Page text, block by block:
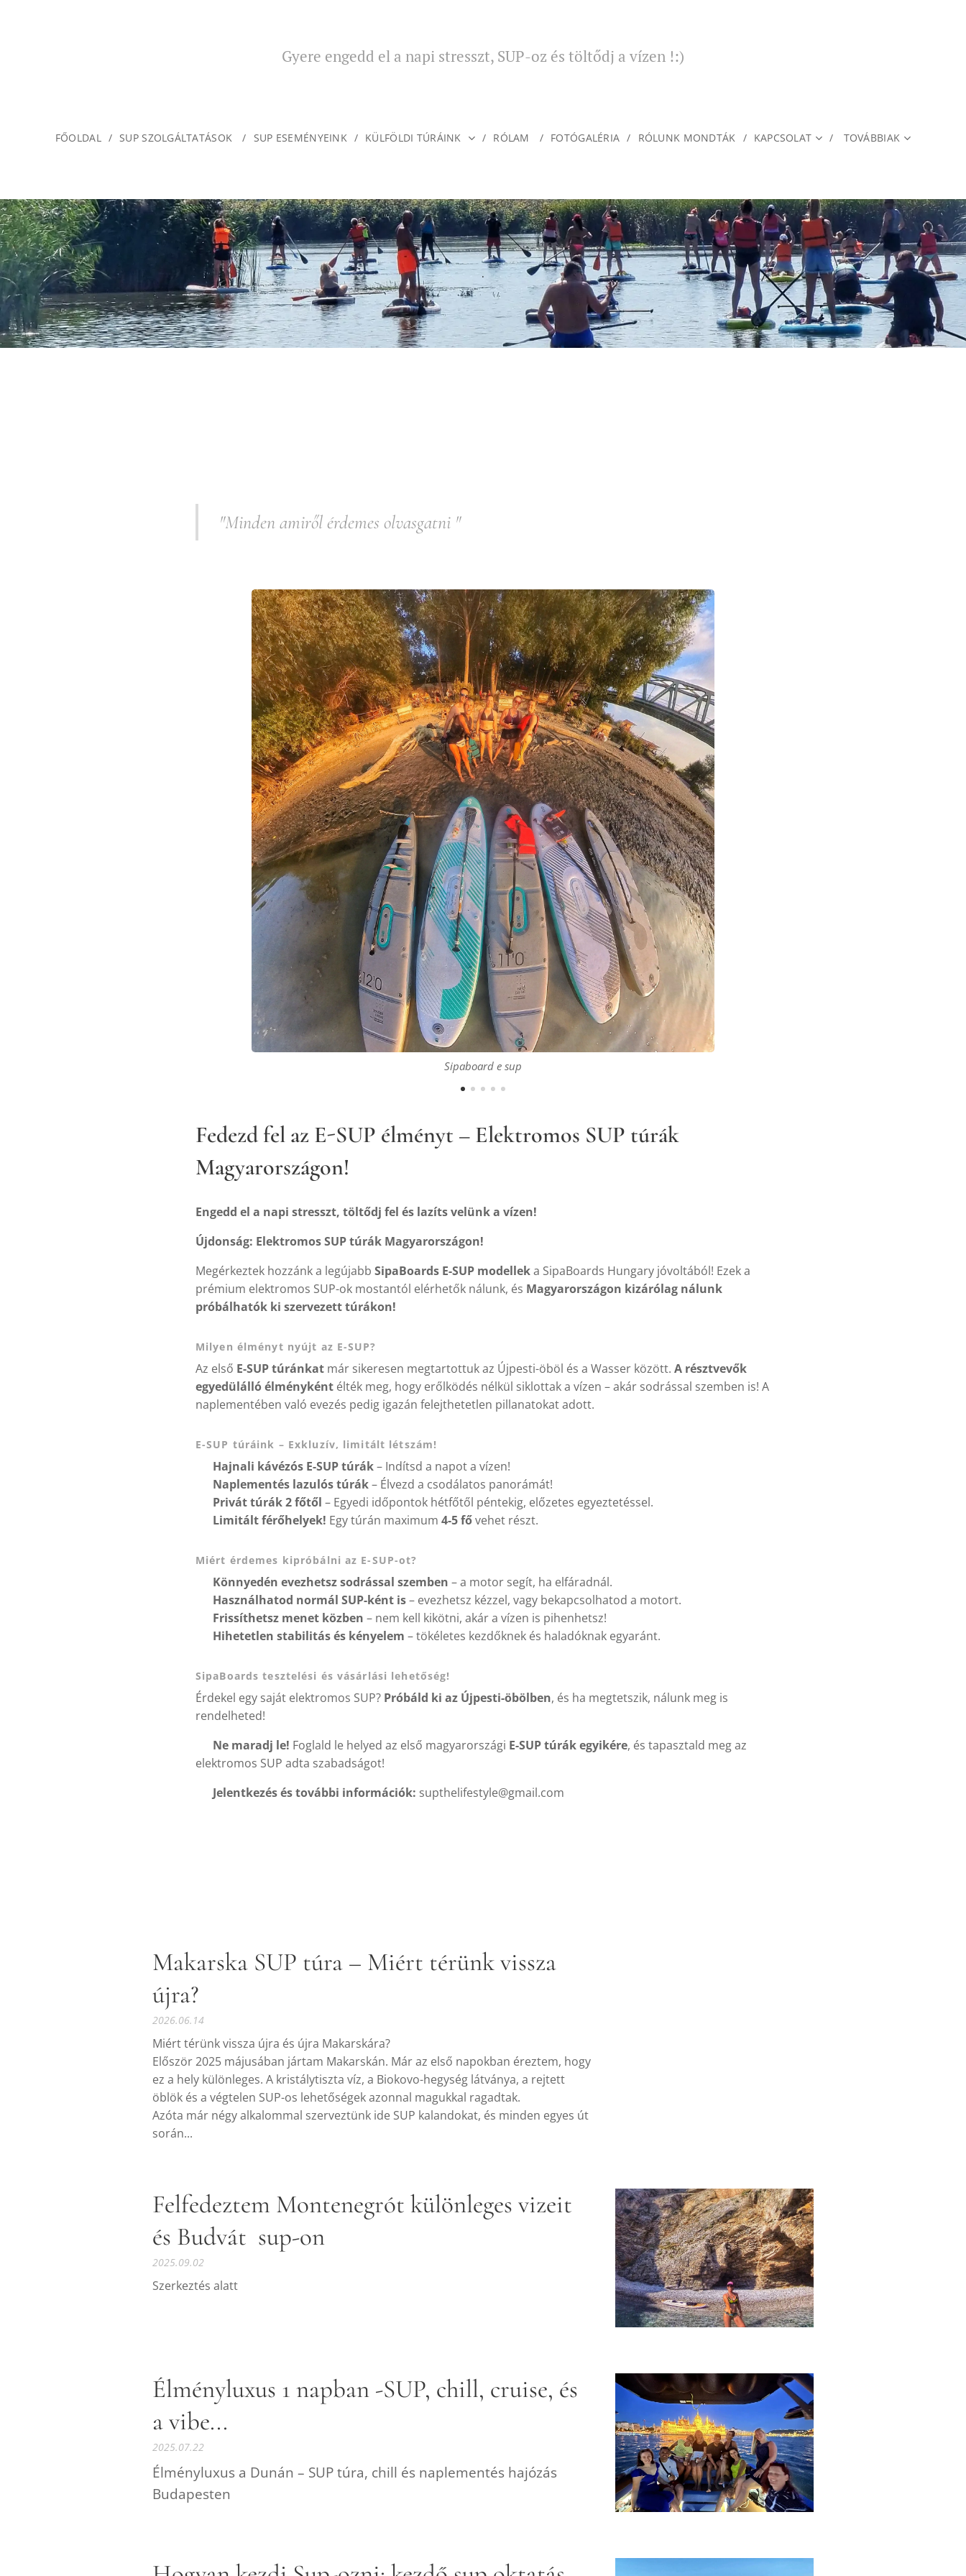
Gyere engedd el a napi stresszt, SUP-oz és töltődj a vízen !:)
FŐOLDAL SUP SZOLGÁLTATÁSOK SUP ESEMÉNYEINK KÜLFÖLDI TÚRÁINK RÓLAM FOTÓGALÉRIA RÓLUNK MONDTÁK KAPCSOLAT TOVÁBBIAK
.
"Minden amiről érdemes olvasgatni "
Sipaboard e sup
Fedezd fel az E-SUP élményt – Elektromos SUP túrák
Magyarországon!
Engedd el a napi stresszt, töltődj fel és lazíts velünk a vízen!
Újdonság: Elektromos SUP túrák Magyarországon!
Megérkeztek hozzánk a legújabb SipaBoards E-SUP modelleka SipaBoards Hungary jóvoltából! Ezek a
prémium elektromos SUP-ok mostantól elérhetők nálunk, és Magyarországon kizárólag nálunk
próbálhatók ki szervezett túrákon!
Milyen élményt nyújt az E-SUP?
Az első E-SUP túránkat már sikeresen megtartottuk az Újpesti-öböl és a Wasser között. A résztvevők
egyedülálló élményként élték meg, hogy erőlködés nélkül siklottak a vízen – akár sodrással szemben is! A
naplementében való evezés pedig igazán felejthetetlen pillanatokat adott.
E-SUP túráink – Exkluzív, limitált létszám!
Hajnali kávézós E-SUP túrák– Indítsd a napot a vízen!
Naplementés lazulós túrák– Élvezd a csodálatos panorámát!
Privát túrák 2 főtől – Egyedi időpontok hétfőtől péntekig, előzetes egyeztetéssel.
Limitált férőhelyek! Egy túrán maximum 4-5 fővehet részt.
Miért érdemes kipróbálni az E-SUP-ot?
Könnyedén evezhetsz sodrással szemben – a motor segít, ha elfáradnál.
Használhatod normál SUP-ként is– evezhetsz kézzel, vagy bekapcsolhatod a motort.
Frissíthetsz menet közben – nem kell kikötni, akár a vízen is pihenhetsz!
Hihetetlen stabilitás és kényelem – tökéletes kezdőknek és haladóknak egyaránt.
SipaBoards tesztelési és vásárlási lehetőség!
Érdekel egy saját elektromos SUP? Próbáld ki az Újpesti-öbölben, és ha megtetszik, nálunk meg is
rendelheted!
Ne maradj le! Foglald le helyed az első magyarországi E-SUP túrák egyikére, és tapasztald meg az
elektromos SUP adta szabadságot!
Jelentkezés és további információk: supthelifestyle@gmail.com
Makarska SUP túra – Miért térünk vissza
újra?
2026.06.14
Miért térünk vissza újra és újra Makarskára?
Először 2025 májusában jártam Makarskán. Már az első napokban éreztem, hogy
ez a hely különleges. A kristálytiszta víz, a Biokovo-hegység látványa, a rejtett
öblök és a végtelen SUP-os lehetőségek azonnal magukkal ragadtak.
Azóta már négy alkalommal szerveztünk ide SUP kalandokat, és minden egyes út
során...
Felfedeztem Montenegrót különleges vizeit
és Budvát sup-on
2025.09.02
Szerkeztés alatt
Élményluxus 1 napban -SUP, chill, cruise, és
a vibe...
2025.07.22
Élményluxus a Dunán – SUP túra, chill és naplementés hajózás
Budapesten